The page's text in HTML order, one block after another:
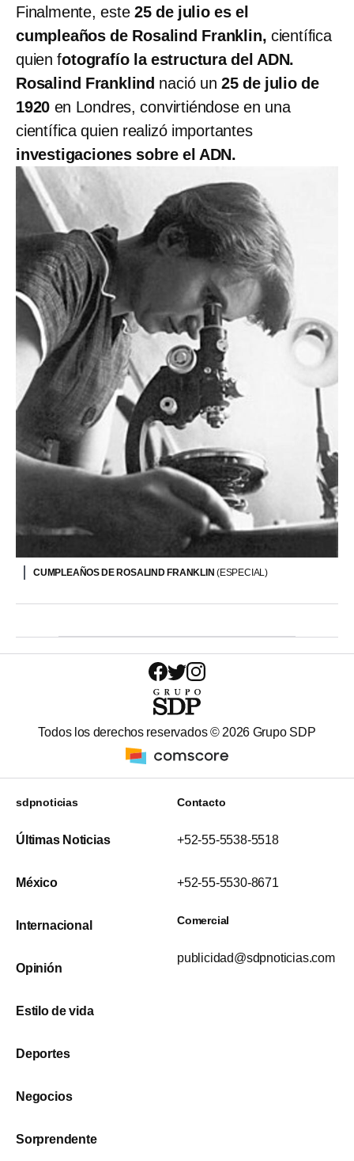
Finalmente, este 25 de julio es el
cumpleaños de Rosalind Franklin, científica
quien fotografío la estructura del ADN.
Rosalind Franklind nació un 25 de julio de
1920 en Londres, convirtiéndose en una
científica quien realizó importantes
investigaciones sobre el ADN.
CUMPLEAÑOS DE ROSALIND FRANKLIN (ESPECIAL)
Todos los derechos reservados © 2026 Grupo SDP
sdpnoticias
Últimas Noticias
México
Internacional
Opinión
Estilo de vida
Deportes
Negocios
Sorprendente
Contacto
+52-55-5538-5518
+52-55-5530-8671
Comercial
publicidad@sdpnoticias.com